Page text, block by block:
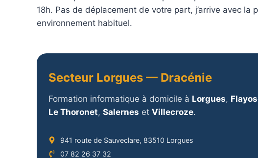
18h. Pas de déplacement de votre part, j’arrive avec
environnement habituel.
Secteur Lorgues — Dracénie
Formation informatique à domicile à Lorgues,
Le Thoronet, Salernes et Villecroze.
941 route de Sauveclare, 83510 Lorgues
07 82 26 37 32